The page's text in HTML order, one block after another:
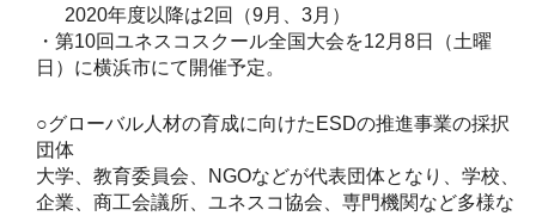
2020年度以降は2回（9月、3月）
・第10回ユネスコスクール全国大会を12月8日（土曜
日）に横浜市にて開催予定。
○グローバル人材の育成に向けたESDの推進事業の採択
団体
大学、教育委員会、NGOなどが代表団体となり、学校、
企業、商工会議所、ユネスコ協会、専門機関など多様な